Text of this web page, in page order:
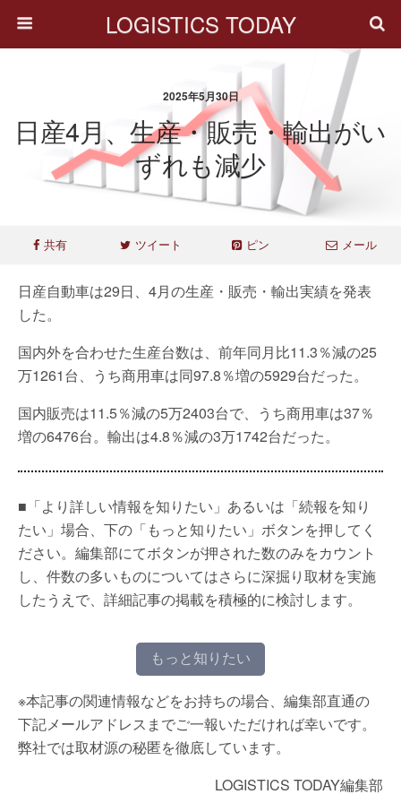
LOGISTICS TODAY
2025年5月30日
日産4月、生産・販売・輸出がい
ずれも減少
共有 ツイート ピン メール
日産自動車は29日、4月の生産・販売・輸出実績を発表
した。
国内外を合わせた生産台数は、前年同月比11.3％減の25
万1261台、うち商用車は同97.8％増の5929台だった。
国内販売は11.5％減の5万2403台で、うち商用車は37％
増の6476台。輸出は4.8％減の3万1742台だった。
■「より詳しい情報を知りたい」あるいは「続報を知り
たい」場合、下の「もっと知りたい」ボタンを押してく
ださい。編集部にてボタンが押された数のみをカウント
し、件数の多いものについてはさらに深掘り取材を実施
したうえで、詳細記事の掲載を積極的に検討します。
もっと知りたい
※本記事の関連情報などをお持ちの場合、編集部直通の
下記メールアドレスまでご一報いただければ幸いです。
弊社では取材源の秘匿を徹底しています。
LOGISTICS TODAY編集部